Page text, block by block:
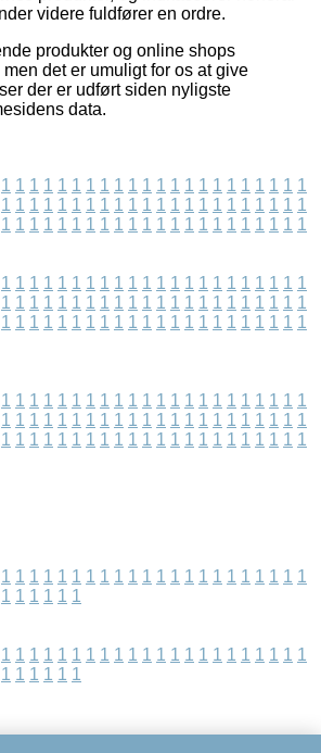
videre fuldfører en ordre.
produkter og online shops
det er umuligt for os at give
der er udført siden nyligste
data.
1 1 1 1 1 1 1 1 1 1 1 1 1 1 1 1 1 1 1 1 1 1
1 1 1 1 1 1 1 1 1 1 1 1 1 1 1 1 1 1 1 1 1 1
1 1 1 1 1 1 1 1 1 1 1 1 1 1 1 1 1 1 1 1 1 1
1 1 1 1 1 1 1 1 1 1 1 1 1 1 1 1 1 1 1 1 1 1
1 1 1 1 1 1 1 1 1 1 1 1 1 1 1 1 1 1 1 1 1 1
1 1 1 1 1 1 1 1 1 1 1 1 1 1 1 1 1 1 1 1 1 1
1 1 1 1 1 1 1 1 1 1 1 1 1 1 1 1 1 1 1 1 1 1
1 1 1 1 1 1 1 1 1 1 1 1 1 1 1 1 1 1 1 1 1 1
1 1 1 1 1 1 1 1 1 1 1 1 1 1 1 1 1 1 1 1 1 1
1 1 1 1 1 1 1 1 1 1 1 1 1 1 1 1 1 1 1 1 1 1
1 1 1 1 1 1
1 1 1 1 1 1 1 1 1 1 1 1 1 1 1 1 1 1 1 1 1 1
1 1 1 1 1 1